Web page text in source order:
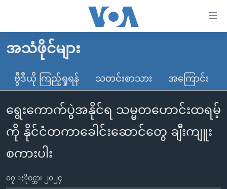
လွယ်ကူ
သည့်
များ
ပင်မ
အကြောင်းအရာ
ကျော်
မူလစာမျက်နှာ
မြန်မာ
ကမ္ဘာ့သတင်းများ
နိုင်ငံတကာ
အမေရိကန်
ဗွီဒီယို
သတင်းလွတ်လပ်ခွင့်
ရပ်ဝန်းတခု လမ်းတခု အလွန်
အမေရိကန်သုံးအီဒီယံ
အပတ်စဉ်ကဏ္ဍများ
အသံဖိုင်များ
ဗွီဒီယို ကြည့်ရှုရန် သတင်းစာသား အကြောင်း
ရွေးကောက်ပွဲအနိုင်ရ သမ္မတဟောင်းထရမ့်
ကို နိုင်ငံတကာခေါင်းဆောင်တွေ ချီးကျူး
စကားပါး
၀၇ ႏိုဝင္ဘာ၊ ၂၀၂၄